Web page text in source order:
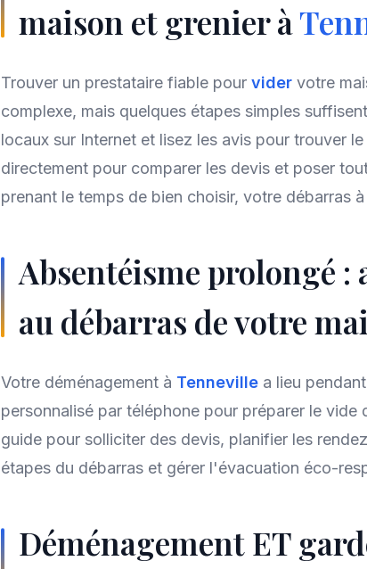
maison et grenier à
Trouver un prestataire fiable pour vider votre
complexe, mais quelques étapes simples
locaux sur Internet et lisez les avis pour trouver
directement pour comparer les devis et poser
prenant le temps de bien choisir, votre débarras à
Absentéisme prolongé :
au débarras de votre
Votre déménagement à Tenneville a lieu
personnalisé par téléphone pour préparer le
guide pour solliciter des devis, planifier les
étapes du débarras et gérer l'évacuation éco-
Déménagement ET